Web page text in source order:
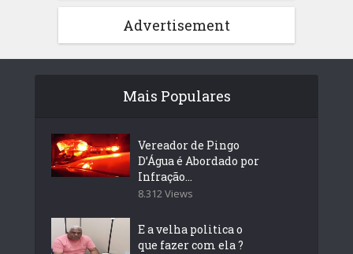
Advertisement
Mais Populares
Vereador de Pingo
D’Água é Abordado por
Infração...
8.312 Views
E a velha politica o
que fazer com ela ?